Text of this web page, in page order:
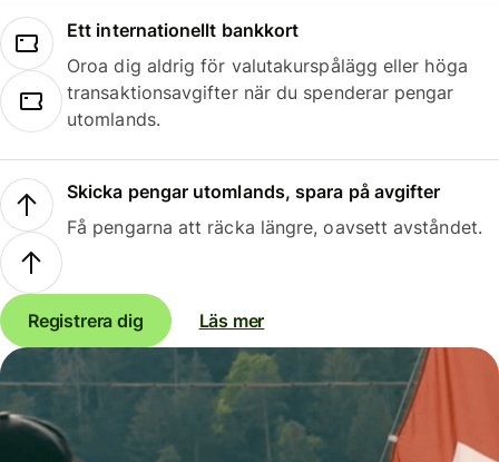
Ett internationellt bankkort
Oroa dig aldrig för valutakurspålägg eller höga
transaktionsavgifter när du spenderar pengar
utomlands.
Skicka pengar utomlands, spara på avgifter
Få pengarna att räcka längre, oavsett avståndet.
Registrera dig Läs mer